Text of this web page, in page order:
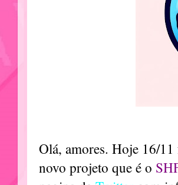
Olá, amores. Hoje 16/11
novo projeto que é o